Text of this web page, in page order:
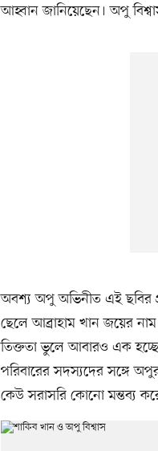
আহ্বান জানিয়েছেন। অপু
অবশ্য অপু অভিনীত এই ছবির
ছেলে আব্রাহাম খান জয়ের
তিক্ততা ভুলে আবারও এক
পরিবারের সদস্যদের সঙ্গে
কেউ সরাসরি কোনো মন্তব্য